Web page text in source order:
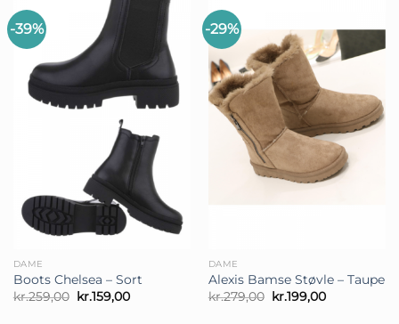
-39%
DAME
Boots Chelsea – Sort
kr.259,00 Den
oprindelige
kr.159,00Den
-29%
DAME
Alexis Bamse Støvle – Taupe
kr.279,00 Den
oprindelige
kr.199,00Den